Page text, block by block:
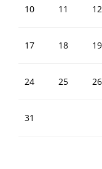
10 11 12
17 18 19
24 25 26
31